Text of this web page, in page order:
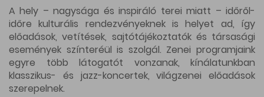
A hely – nagysága és inspiráló terei miatt – időről-
időre kulturális rendezvényeknek is helyet ad, így
előadások, vetítések, sajtótájékoztatók és társasági
események színteréül is szolgál. Zenei programjaink
egyre több látogatót vonzanak, kínálatunkban
klasszikus- és jazz-koncertek, világzenei előadások
szerepelnek.